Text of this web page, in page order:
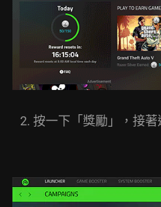
2. 按一下「獎勵」，接著